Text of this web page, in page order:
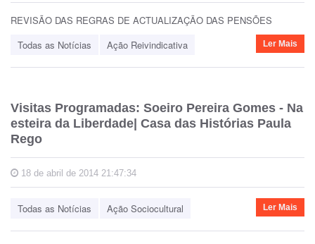
REVISÃO DAS REGRAS DE ACTUALIZAÇÃO DAS PENSÕES
Todas as Notícias
Ação Reivindicativa Ler Mais
Visitas Programadas: Soeiro Pereira Gomes - Na
esteira da Liberdade| Casa das Histórias Paula
Rego
18 de abril de 2014 21:47:34
Todas as Notícias Ação Sociocultural Ler Mais